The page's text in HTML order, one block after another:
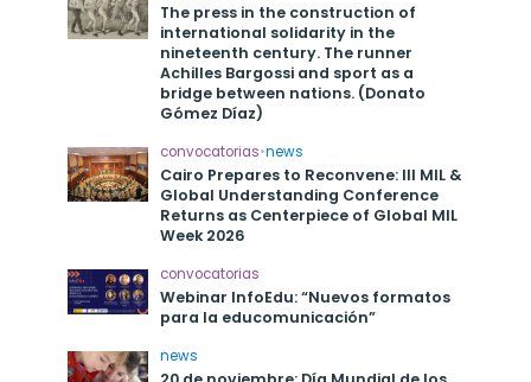
The press in the construction of
international solidarity in the
nineteenth century. The runner
Achilles Bargossi and sport as a
bridge between nations. (Donato
Gómez Díaz)
convocatorias•news
Cairo Prepares to Reconvene: III MIL &
Global Understanding Conference
Returns as Centerpiece of Global MIL
Week 2026
convocatorias
Webinar InfoEdu: “Nuevos formatos
para la educomunicación”
news